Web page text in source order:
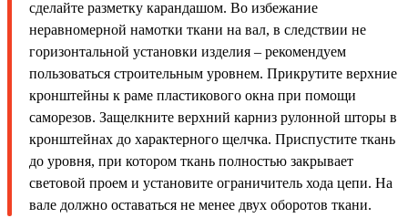
сделайте разметку карандашом. Во избежание
неравномерной намотки ткани на вал, в следствии не
горизонтальной установки изделия – рекомендуем
пользоваться строительным уровнем. Прикрутите верхние
кронштейны к раме пластикового окна при помощи
саморезов. Защелкните верхний карниз рулонной шторы в
кронштейнах до характерного щелчка. Приспустите ткань
до уровня, при котором ткань полностью закрывает
световой проем и установите ограничитель хода цепи. На
вале должно оставаться не менее двух оборотов ткани.